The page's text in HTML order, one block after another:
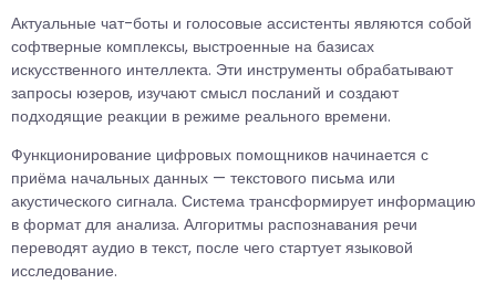
Актуальные чат-боты и голосовые ассистенты являются собой
софтверные комплексы, выстроенные на базисах
искусственного интеллекта. Эти инструменты обрабатывают
запросы юзеров, изучают смысл посланий и создают
подходящие реакции в режиме реального времени.
Функционирование цифровых помощников начинается с
приёма начальных данных — текстового письма или
акустического сигнала. Система трансформирует информацию
в формат для анализа. Алгоритмы распознавания речи
переводят аудио в текст, после чего стартует языковой
исследование.